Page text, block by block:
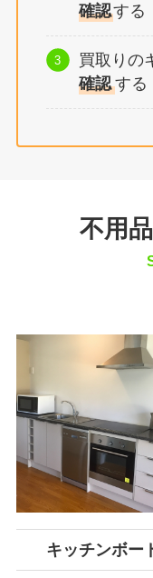
確認する
買取りの
確認 する
不用
キッチンボー